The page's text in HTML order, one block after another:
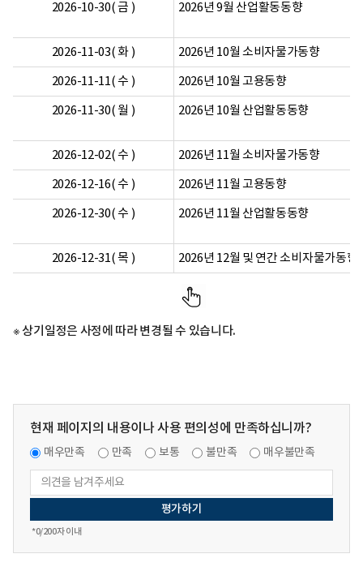
2026-10-30( 금 ) 2026년 9월 산업활동동향
2026-11-03( 화 ) 2026년 10월 소비자물가동향
2026-11-11( 수 ) 2026년 10월 고용동향
2026-11-30( 월 ) 2026년 10월 산업활동동향
2026-12-02( 수 ) 2026년 11월 소비자물가동향
2026-12-16( 수 ) 2026년 11월 고용동향
2026-12-30( 수 ) 2026년 11월 산업활동동향
2026-12-31( 목 ) 2026년 12월 및 연간 소비자물가동향
※ 상기일정은 사정에 따라 변경될 수 있습니다.
현재 페이지의 내용이나 사용 편의성에 만족하십니까?
매우만족 만족 보통 불만족 매우불만족
*0/200자 이내